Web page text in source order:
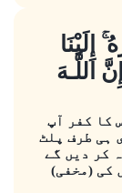
إِلَيْنَا
اللَّـهَ
کا کفر آپ
ہی طرف پلٹ
کر دیں گے
کی (مخفی)